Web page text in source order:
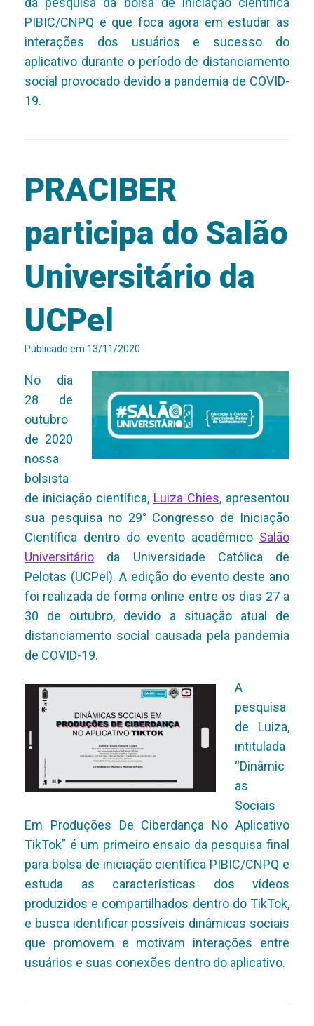
PIBIC/CNPQ e que foca agora em estudar as
interações dos usuários e sucesso do
aplicativo durante o período de distanciamento
social provocado devido a pandemia de COVID-
19.
PRACIBER
participa do Salão
Universitário da
UCPel
Publicado em 13/11/2020
No dia
28 de
outubro
de 2020
nossa
bolsista
de iniciação científica, Luiza Chies, apresentou
sua pesquisa no 29° Congresso de Iniciação
Científica dentro do evento acadêmico Salão
Universitário da Universidade Católica de
Pelotas (UCPel). A edição do evento deste ano
foi realizada de forma online entre os dias 27 a
30 de outubro, devido a situação atual de
distanciamento social causada pela pandemia
de COVID-19.
A
pesquisa
de Luiza,
intitulada
“Dinâmic
as
Sociais
Em Produções De Ciberdança No Aplicativo
TikTok” é um primeiro ensaio da pesquisa final
para bolsa de iniciação científica PIBIC/CNPQ e
estuda as características dos vídeos
produzidos e compartilhados dentro do TikTok,
e busca identificar possíveis dinâmicas sociais
que promovem e motivam interações entre
usuários e suas conexões dentro do aplicativo.